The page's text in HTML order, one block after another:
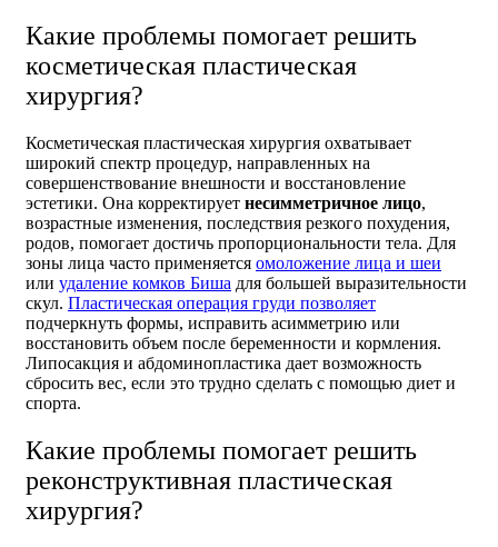
Какие проблемы помогает решить
косметическая пластическая
хирургия?
Косметическая пластическая хирургия охватывает
широкий спектр процедур, направленных на
совершенствование внешности и восстановление
эстетики. Она корректирует несимметричное лицо,
возрастные изменения, последствия резкого похудения,
родов, помогает достичь пропорциональности тела. Для
зоны лица часто применяется омоложение лица и шеи
или удаление комков Биша для большей выразительности
скул. Пластическая операция груди позволяет
подчеркнуть формы, исправить асимметрию или
восстановить объем после беременности и кормления.
Липосакция и абдоминопластика дает возможность
сбросить вес, если это трудно сделать с помощью диет и
спорта.
Какие проблемы помогает решить
реконструктивная пластическая
хирургия?